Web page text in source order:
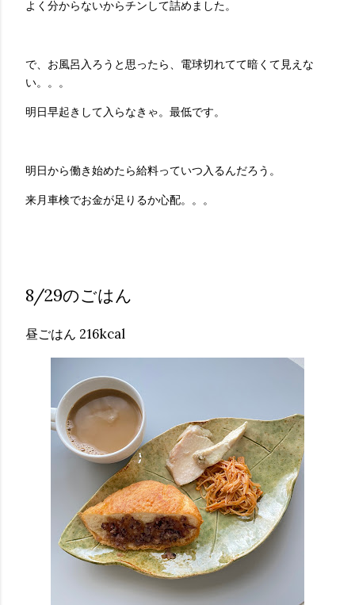
よく分からないからチンして詰めました。
で、お風呂入ろうと思ったら、電球切れてて暗くて見えな
い。。。
明日早起きして入らなきゃ。最低です。
明日から働き始めたら給料っていつ入るんだろう。
来月車検でお金が足りるか心配。。。
8/29のごはん
昼ごはん 216kcal